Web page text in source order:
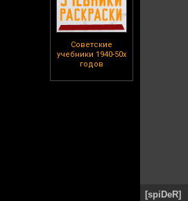
Советские
учебники 1940-50х
годов
[spiDeR]